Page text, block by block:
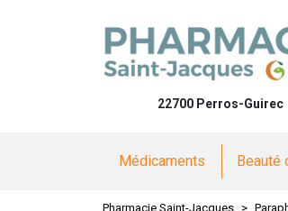
22700 Perros-Guirec
Médicaments Beauté
Pharmacie Saint-Jacques